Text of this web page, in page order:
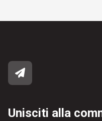
Unisciti alla